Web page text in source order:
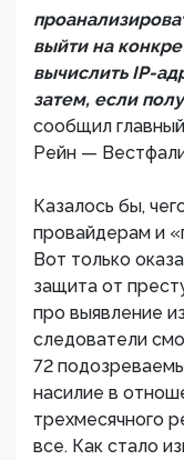
выйти на
вычислить IP-
затем, если
сообщил
Рейн —
Казалось бы,
провайдерам и
Вот только
защита от
про выявление
следователи
72
насилие в
трехмесячного
все. Как стало